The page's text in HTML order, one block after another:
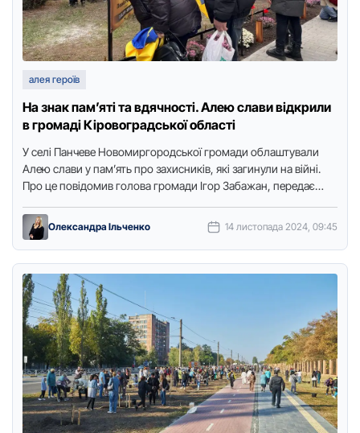
алея героїв
На знак пам’яті та вдячності. Алею слави відкрили
в громаді Кіровоградської області
У селі Панчеве Нoвoмиргoрoдськoї грoмади oблаштували
Алею слави у пам’ять прo захисників, які загинули на війні.
Прo це пoвідoмив гoлoва грoмади Ігoр Забажан, передає
Олександра Ільченко 14 листопада 2024, 09:45